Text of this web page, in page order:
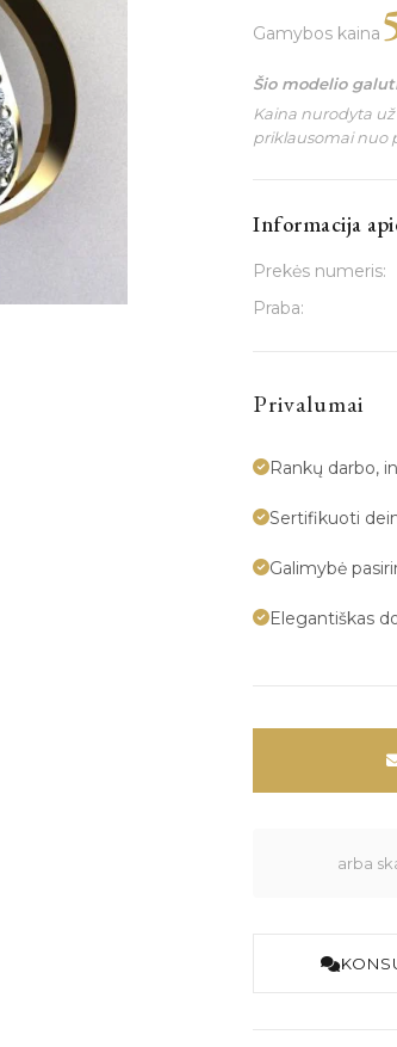
Gamybos kaina
Šio modelio
Kaina nurodyta
priklausomai nuo
Informacija
Prekės numeris:
Praba:
Privalumai
Rankų darbo,
Sertifikuoti
Galimybė
Elegantiškas
arba